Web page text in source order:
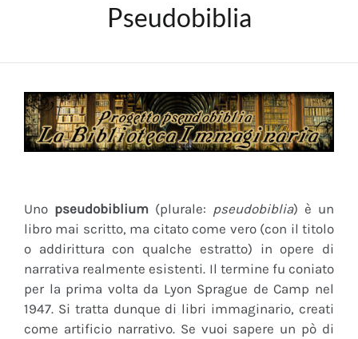
Pseudobiblia
Uno pseudobiblium (plurale: pseudobiblia) è un
libro mai scritto, ma citato come vero (con il titolo
o addirittura con qualche estratto) in opere di
narrativa realmente esistenti. Il termine fu coniato
per la prima volta da Lyon Sprague de Camp nel
1947. Si tratta dunque di libri immaginario, creati
come artificio narrativo. Se vuoi sapere un pò di